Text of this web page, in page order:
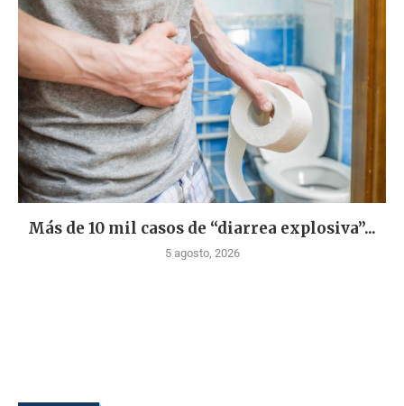
Más de 10 mil casos de “diarrea explosiva”...
5 agosto, 2026